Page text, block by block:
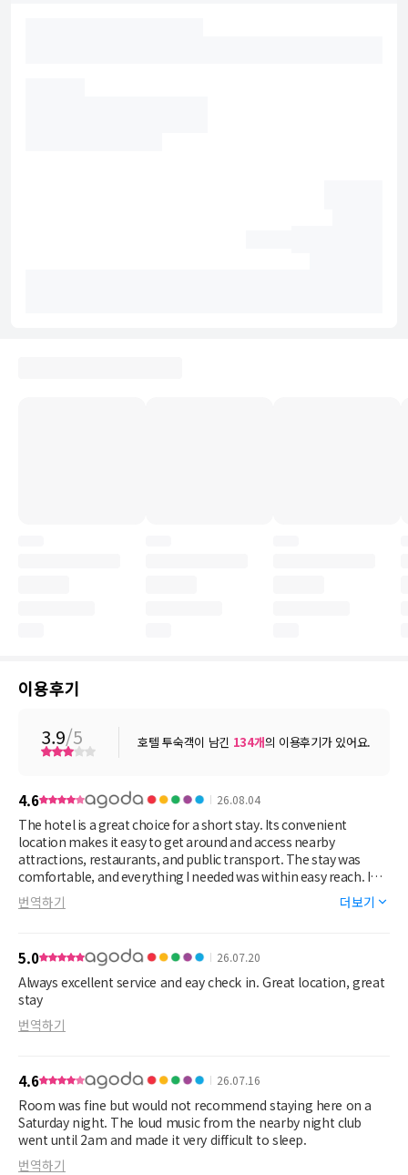
이용후기
3.9/5 호텔 투숙객이 남긴 134개의 이용후기가 있어요.
4.6 26.08.04
The hotel is a great choice for a short stay. Its convenient
location makes it easy to get around and access nearby
attractions, restaurants, and public transport. The stay was
comfortable, and everything I needed was within easy reach. I
would recommend it to anyone looking for a practical and well-
located place to stay for a few days.
번역하기 더보기
5.0 26.07.20
Always excellent service and eay check in. Great location, great
stay
번역하기
4.6 26.07.16
Room was fine but would not recommend staying here on a
Saturday night. The loud music from the nearby night club
went until 2am and made it very difficult to sleep.
번역하기